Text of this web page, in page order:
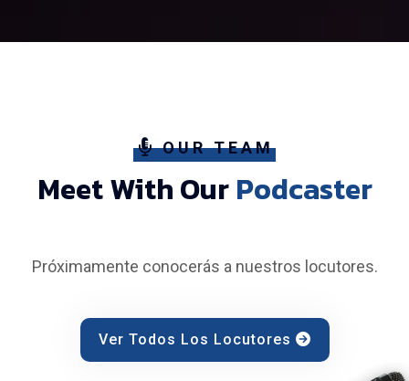
OUR TEAM
Meet With OurPodcaster
Próximamente conocerás a nuestros locutores.
Ver Todos Los Locutores